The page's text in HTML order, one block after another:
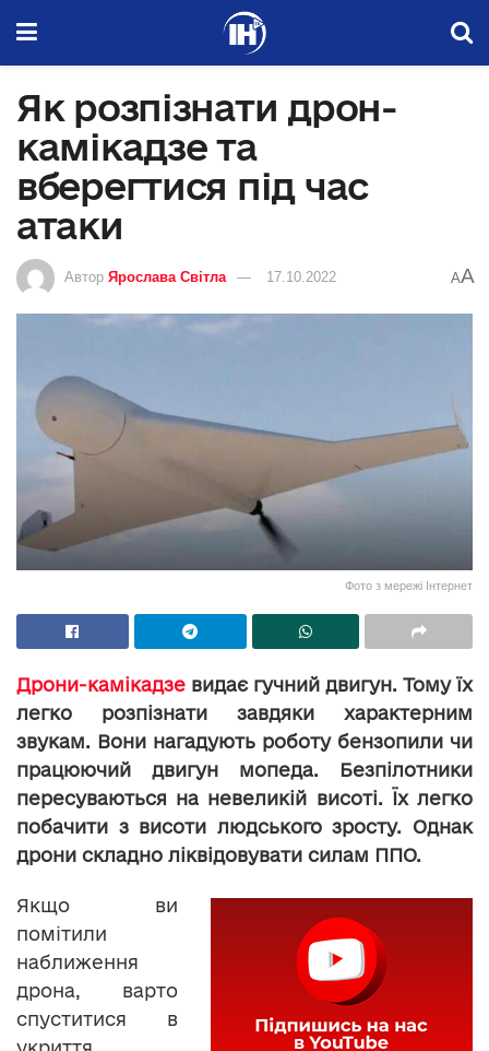
Як розпізнати дрон-
камікадзе та
вберегтися під час
атаки
Автор Ярослава Світла 17.10.2022 AA
Фото з мережі Інтернет
Дрони-камікадзе видає гучний двигун. Тому їх
легко розпізнати завдяки характерним
звукам. Вони нагадують роботу бензопили чи
працюючий двигун мопеда. Безпілотники
пересуваються на невеликій висоті. Їх легко
побачити з висоти людського зросту. Однак
дрони складно ліквідовувати силам ППО.
Якщо ви
помітили
наближення
дрона, варто
спуститися в